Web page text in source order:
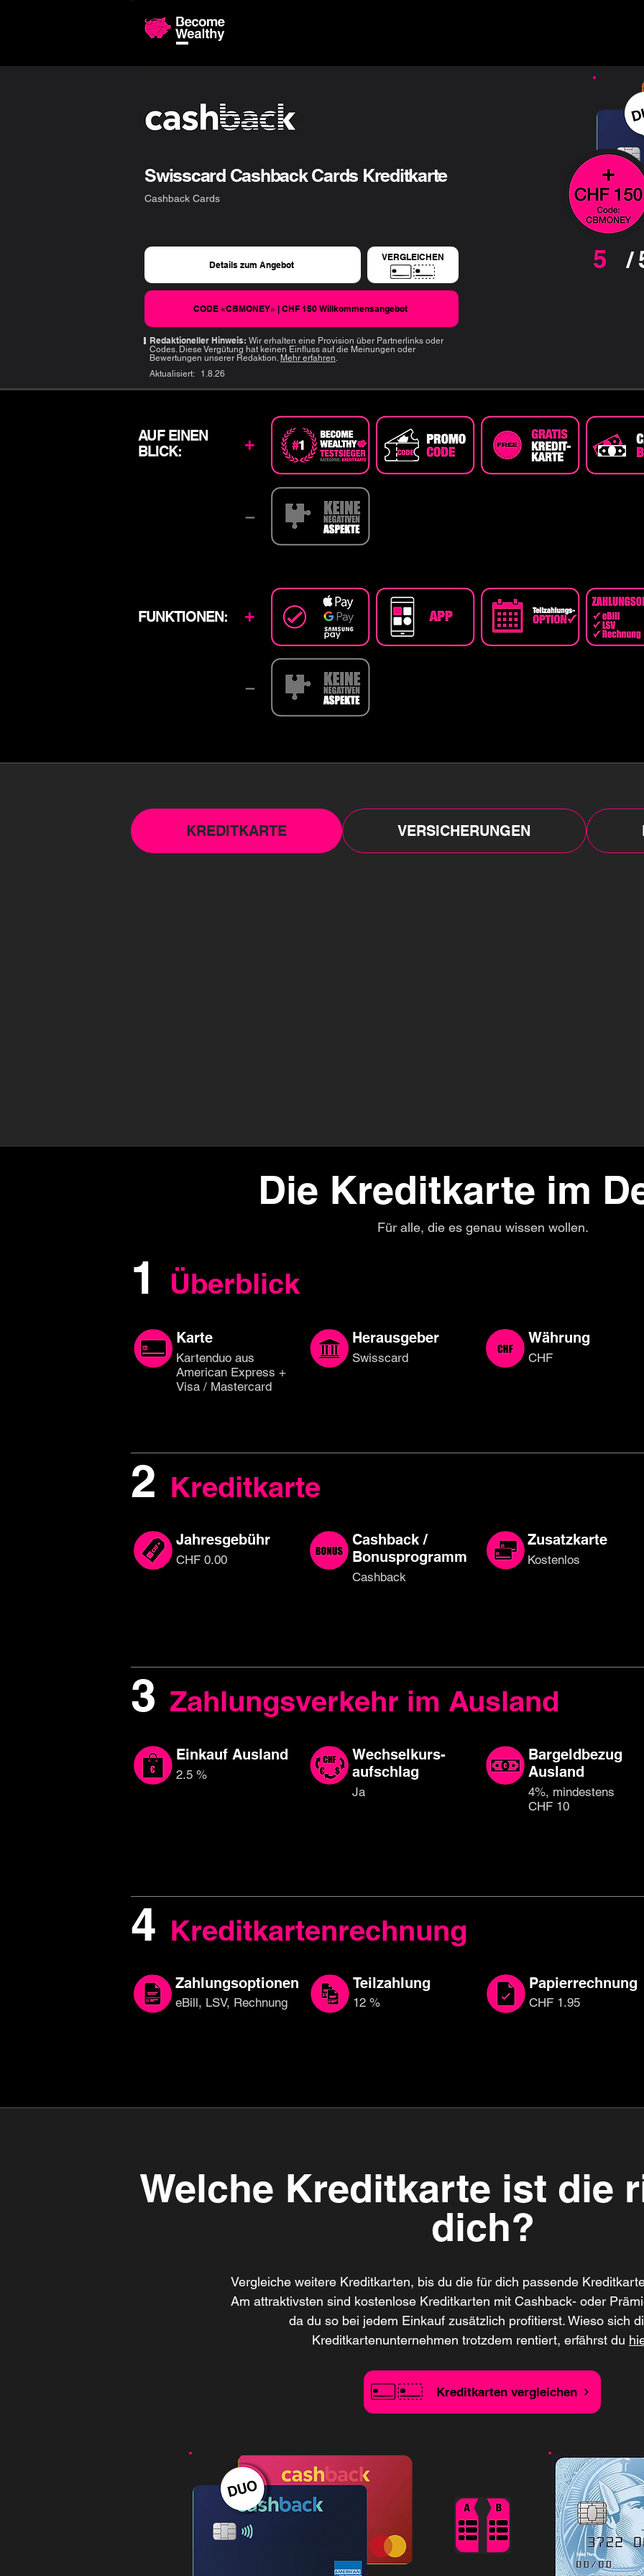
Swisscard Cashback Cards Kreditkarte
Cashback Cards
Details zum Angebot
VERGLEICHEN 5 /
CODE «CBMONEY» | CHF 150 Willkommensangebot
Redaktioneller Hinweis: Wir erhalten eine Provision über Partnerlinks oder
Codes. Diese Vergütung hat keinen Einfluss auf die Meinungen oder
Bewertungen unserer Redaktion. Mehr erfahren.
1.8.26
Aktualisiert:
AUF EINEN
BLICK:
+
–
FUNKTIONEN: +
–
KREDITKARTE VERSICHERUNGEN
Die Kreditkarte im
Für alle, die es genau wissen wollen.
1 Überblick
Karte
Kartenduo aus
American Express +
Visa / Mastercard
Herausgeber
Swisscard
Währung
CHF
2 Kreditkarte
Jahresgebühr
CHF 0.00
Cashback /
Bonusprogramm
Cashback
Zusatzkarte
Kostenlos
3 Zahlungsverkehr im Ausland
Einkauf Ausland
2.5 %
Wechselkurs-
aufschlag
Ja
Bargeldbezug
Ausland
4%, mindestens
CHF 10
4 Kreditkartenrechnung
Zahlungsoptionen
eBill, LSV, Rechnung
Teilzahlung
12 %
Papierrechnung
CHF 1.95
Welche Kreditkarte ist die
dich?
Vergleiche weitere Kreditkarten, bis du die für dich passende
Am attraktivsten sind kostenlose Kreditkarten mit Cashback- oder
da du so bei jedem Einkauf zusätzlich profitierst. Wieso sich
Kreditkartenunternehmen trotzdem rentiert, erfährst du
Kreditkarten vergleichen